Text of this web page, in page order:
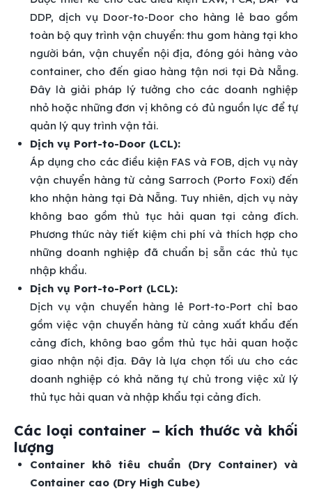
DDP, dịch vụ Door-to-Door cho hàng lẻ bao gồm
toàn bộ quy trình vận chuyển: thu gom hàng tại kho
người bán, vận chuyển nội địa, đóng gói hàng vào
container, cho đến giao hàng tận nơi tại Đà Nẵng.
Đây là giải pháp lý tưởng cho các doanh nghiệp
nhỏ hoặc những đơn vị không có đủ nguồn lực để tự
quản lý quy trình vận tải.
Dịch vụ Port-to-Door (LCL):
Áp dụng cho các điều kiện FAS và FOB, dịch vụ này
vận chuyển hàng từ cảng Sarroch (Porto Foxi) đến
kho nhận hàng tại Đà Nẵng. Tuy nhiên, dịch vụ này
không bao gồm thủ tục hải quan tại cảng đích.
Phương thức này tiết kiệm chi phí và thích hợp cho
những doanh nghiệp đã chuẩn bị sẵn các thủ tục
nhập khẩu.
Dịch vụ Port-to-Port (LCL):
Dịch vụ vận chuyển hàng lẻ Port-to-Port chỉ bao
gồm việc vận chuyển hàng từ cảng xuất khẩu đến
cảng đích, không bao gồm thủ tục hải quan hoặc
giao nhận nội địa. Đây là lựa chọn tối ưu cho các
doanh nghiệp có khả năng tự chủ trong việc xử lý
thủ tục hải quan và nhập khẩu tại cảng đích.
Các loại container – kích thước và khối
lượng
Container khô tiêu chuẩn (Dry Container) và
Container cao (Dry High Cube)